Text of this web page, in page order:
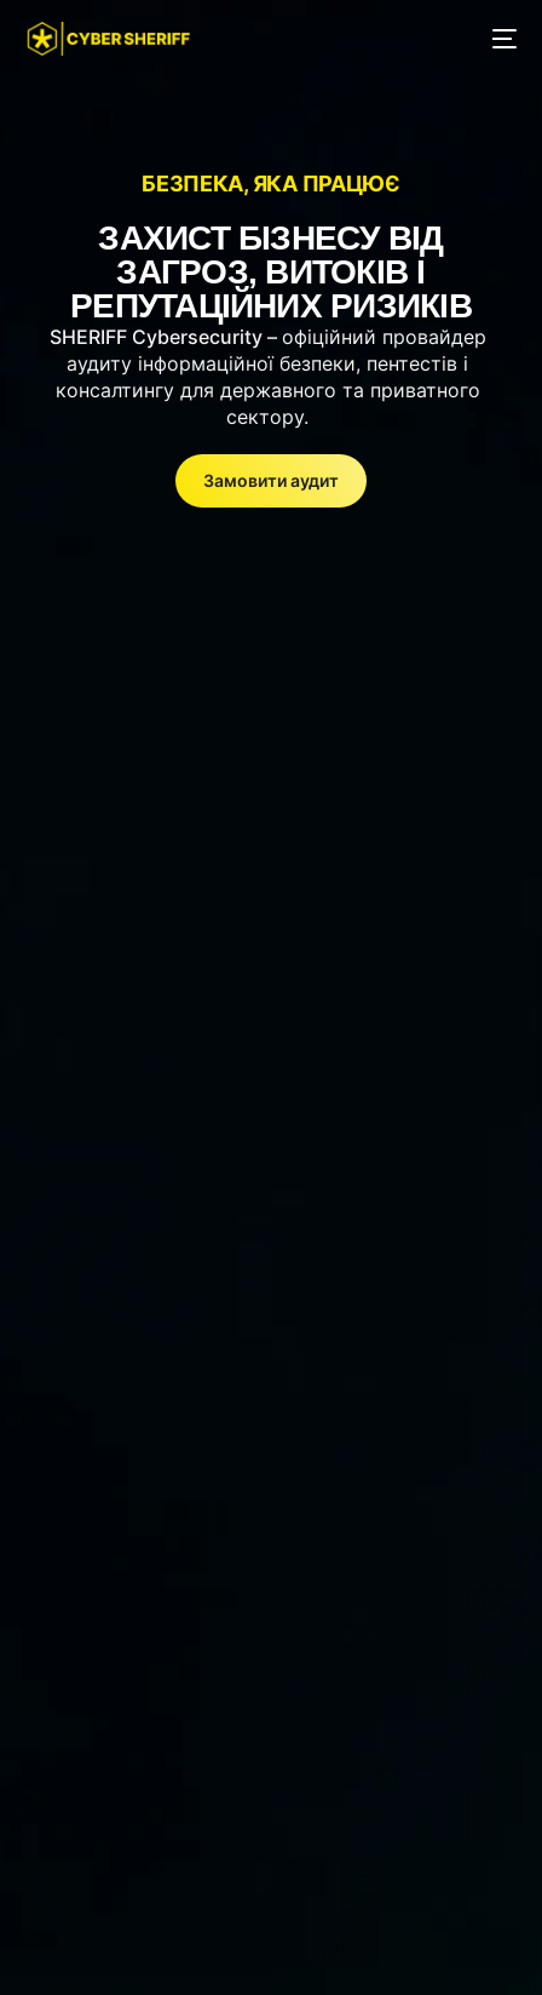
БЕЗПЕКА, ЯКА ПРАЦЮЄ
ЗАХИСТ БІЗНЕСУ ВІД
ЗАГРОЗ, ВИТОКІВ І
РЕПУТАЦІЙНИХ РИЗИКІВ
SHERIFF Cybersecurity – офіційний провайдер
аудиту інформаційної безпеки, пентестів і
консалтингу для державного та приватного
сектору.
Замовити аудит